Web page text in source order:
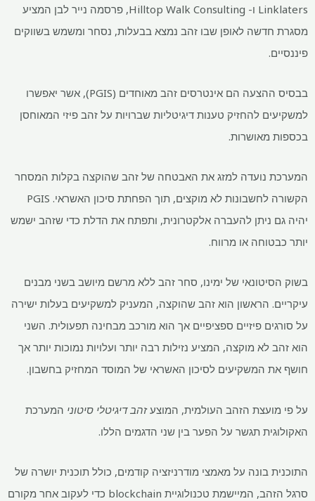
Linklaters ו- Hilltop Walk Consulting, פרסמה נייר לבן המציע
מסגרת חדשה לאופן שבו זהב נמצא בבעלות, נסחר ומשמש בשווקים
פיננסיים.
בבסיס ההצעה הם אינטרסים זהב מאוחדים (PGIS), אשר יאפשרו
למשקיעים להחזיק טענות דיגיטליות שברויות על זהב פיזי המאוחסן
בכספות מאושרות.
המערכת נועדה למזג את האבטחה של זהב שהוקצה בקלות המסחר
הקשורה לחשבונות לא מוקצים, תוך הפחתת סיכון האשראי. PGIS
יהיה גם ניתן להעברה אלקטרונית, ותפתח את הדלת כדי שזהב ישמש
יותר כבטוחה או מרווח.
בשוק הסיטונאי של ימינו, סחר זהב ללא מרשם מיושב בשני מבנים
עיקריים. הראשון הוא זהב שהוקצה, המעניק למשקיעים בעלות ישירה
על סורגים פיזיים ספציפיים אך הוא מורכב מבחינה תפעולית. השני
הוא זהב לא מוקצה, המציע נזילות רבה יותר ועלויות נמוכות יותר אך
חושף את המשקיעים לסיכון האשראי של המוסד המחזיק בחשבון.
על פי מועצת הזהב העולמית, המוצעזהב דיגיטלי סיטוני המערכת
האקולוגית תגשר על הפער בין שני הדגמים הללו.
התוכנית בונה על מאמצי מודרניזציה קודמים, כולל תוכנית יושרה של
סרגל הזהב, המיישמת טכנולוגיית blockchain כדי לעקוב אחר מקורם